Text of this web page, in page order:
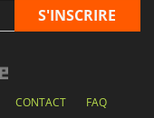
CONTACT FAQ